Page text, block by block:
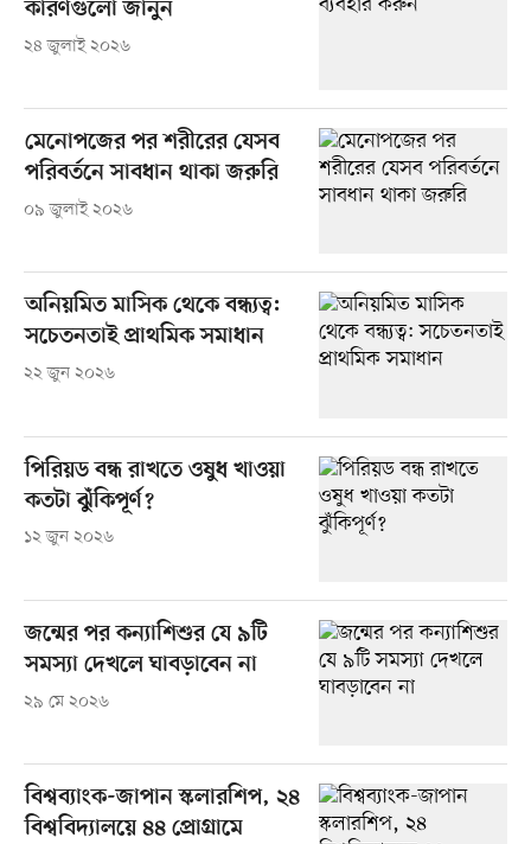
কারণগুলো জানুন
২৪ জুলাই ২০২৬
মেনোপজের পর শরীরের যেসব
পরিবর্তনে সাবধান থাকা জরুরি
০৯ জুলাই ২০২৬
অনিয়মিত মাসিক থেকে বন্ধ্যত্ব:
সচেতনতাই প্রাথমিক সমাধান
২২ জুন ২০২৬
পিরিয়ড বন্ধ রাখতে ওষুধ খাওয়া
কতটা ঝুঁকিপূর্ণ?
১২ জুন ২০২৬
জন্মের পর কন্যাশিশুর যে ৯টি
সমস্যা দেখলে ঘাবড়াবেন না
২৯ মে ২০২৬
বিশ্বব্যাংক-জাপান স্কলারশিপ, ২৪
বিশ্ববিদ্যালয়ে ৪৪ প্রোগ্রামে